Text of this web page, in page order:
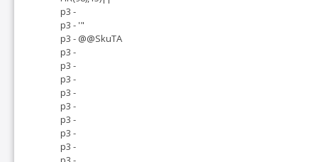
p3 -
p3 - '"
p3 - @@SkuTA
p3 -
p3 -
p3 -
p3 -
p3 -
p3 -
p3 -
p3 -